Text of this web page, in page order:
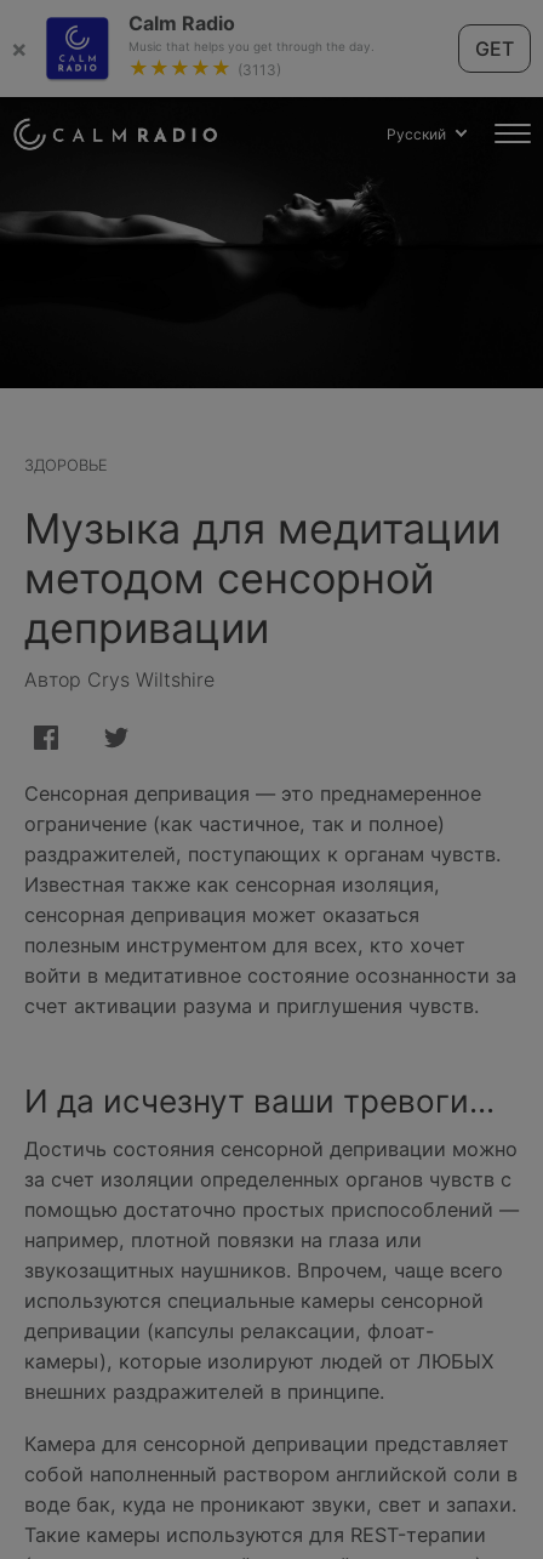
×
Calm Radio
Music that helps you get through the day.
★★★★★ (3113)
GET
Русский
ЗДОРОВЬЕ
Музыка для медитации
методом сенсорной
депривации
Автор Crys Wiltshire
Сенсорная депривация — это преднамеренное
ограничение (как частичное, так и полное)
раздражителей, поступающих к органам чувств.
Известная также как сенсорная изоляция,
сенсорная депривация может оказаться
полезным инструментом для всех, кто хочет
войти в медитативное состояние осознанности за
счет активации разума и приглушения чувств.
И да исчезнут ваши тревоги...
Достичь состояния сенсорной депривации можно
за счет изоляции определенных органов чувств с
помощью достаточно простых приспособлений —
например, плотной повязки на глаза или
звукозащитных наушников. Впрочем, чаще всего
используются специальные камеры сенсорной
депривации (капсулы релаксации, флоат-
камеры), которые изолируют людей от ЛЮБЫХ
внешних раздражителей в принципе.
Камера для сенсорной депривации представляет
собой наполненный раствором английской соли в
воде бак, куда не проникают звуки, свет и запахи.
Такие камеры используются для REST-терапии